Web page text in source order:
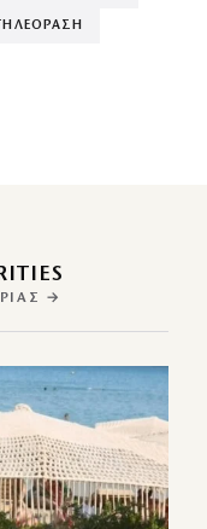
ΤΗΛΕΟΡΑΣΗ
→